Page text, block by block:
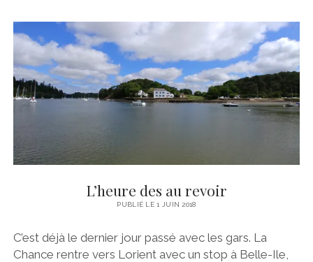
L’heure des au revoir
PUBLIÉ LE 1 JUIN 2018
C’est déjà le dernier jour passé avec les gars. La
Chance rentre vers Lorient avec un stop à Belle-Ile,